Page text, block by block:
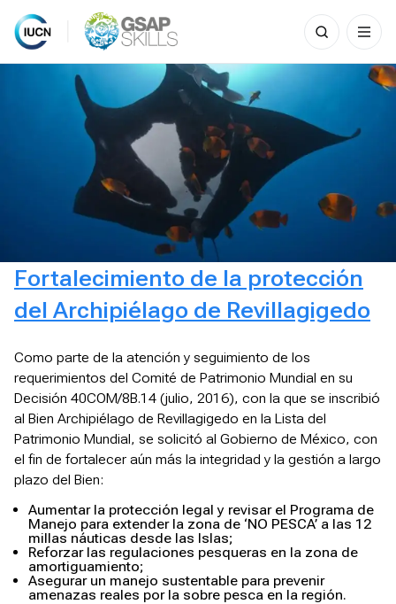
Skip
Search
for:
Fortalecimiento de la protección
del Archipiélago de Revillagigedo
Como parte de la atención y seguimiento de los
requerimientos del Comité de Patrimonio Mundial en su
Decisión 40COM/8B.14 (julio, 2016), con la que se inscribió
al Bien Archipiélago de Revillagigedo en la Lista del
Patrimonio Mundial, se solicitó al Gobierno de México, con
el fin de fortalecer aún más la integridad y la gestión a largo
plazo del Bien:
Aumentar la protección legal y revisar el Programa de
Manejo para extender la zona de ‘NO PESCA’ a las 12
millas náuticas desde las Islas;
Reforzar las regulaciones pesqueras en la zona de
amortiguamiento;
Asegurar un manejo sustentable para prevenir
amenazas reales por la sobre pesca en la región.